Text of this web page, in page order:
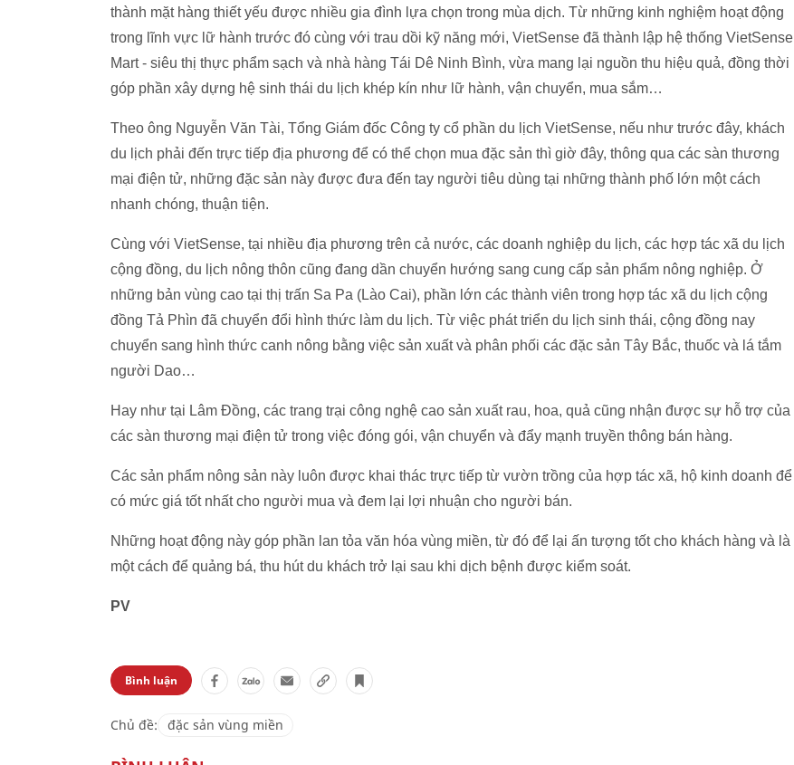
thành mặt hàng thiết yếu được nhiều gia đình lựa chọn trong mùa dịch. Từ những kinh nghiệm hoạt động
trong lĩnh vực lữ hành trước đó cùng với trau dồi kỹ năng mới, VietSense đã thành lập hệ thống VietSense
Mart - siêu thị thực phẩm sạch và nhà hàng Tái Dê Ninh Bình, vừa mang lại nguồn thu hiệu quả, đồng thời
góp phần xây dựng hệ sinh thái du lịch khép kín như lữ hành, vận chuyển, mua sắm…
Theo ông Nguyễn Văn Tài, Tổng Giám đốc Công ty cổ phần du lịch VietSense, nếu như trước đây, khách
du lịch phải đến trực tiếp địa phương để có thể chọn mua đặc sản thì giờ đây, thông qua các sàn thương
mại điện tử, những đặc sản này được đưa đến tay người tiêu dùng tại những thành phố lớn một cách
nhanh chóng, thuận tiện.
Cùng với VietSense, tại nhiều địa phương trên cả nước, các doanh nghiệp du lịch, các hợp tác xã du lịch
cộng đồng, du lịch nông thôn cũng đang dần chuyển hướng sang cung cấp sản phẩm nông nghiệp. Ở
những bản vùng cao tại thị trấn Sa Pa (Lào Cai), phần lớn các thành viên trong hợp tác xã du lịch cộng
đồng Tả Phìn đã chuyển đổi hình thức làm du lịch. Từ việc phát triển du lịch sinh thái, cộng đồng nay
chuyển sang hình thức canh nông bằng việc sản xuất và phân phối các đặc sản Tây Bắc, thuốc và lá tắm
người Dao…
Hay như tại Lâm Đồng, các trang trại công nghệ cao sản xuất rau, hoa, quả cũng nhận được sự hỗ trợ của
các sàn thương mại điện tử trong việc đóng gói, vận chuyển và đẩy mạnh truyền thông bán hàng.
Các sản phẩm nông sản này luôn được khai thác trực tiếp từ vườn trồng của hợp tác xã, hộ kinh doanh để
có mức giá tốt nhất cho người mua và đem lại lợi nhuận cho người bán.
Những hoạt động này góp phần lan tỏa văn hóa vùng miền, từ đó để lại ấn tượng tốt cho khách hàng và là
một cách để quảng bá, thu hút du khách trở lại sau khi dịch bệnh được kiểm soát.
PV
Bình luận
Chủ đề: đặc sản vùng miền